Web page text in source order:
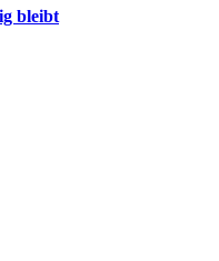
bleibt